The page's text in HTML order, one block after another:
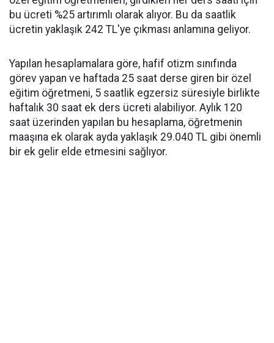
bu ücreti %25 artırımlı olarak alıyor. Bu da saatlik
ücretin yaklaşık 242 TL'ye çıkması anlamına geliyor.
Yapılan hesaplamalara göre, hafif otizm sınıfında
görev yapan ve haftada 25 saat derse giren bir özel
eğitim öğretmeni, 5 saatlik egzersiz süresiyle birlikte
haftalık 30 saat ek ders ücreti alabiliyor. Aylık 120
saat üzerinden yapılan bu hesaplama, öğretmenin
maaşına ek olarak ayda yaklaşık 29.040 TL gibi önemli
bir ek gelir elde etmesini sağlıyor.